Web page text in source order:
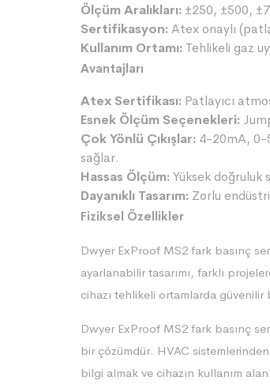
Ölçüm Aralıkları: ±250, ±500,
Sertifikasyon: Atex onaylı
Kullanım Ortamı: Tehlikeli gaz
Avantajları
Atex Sertifikası: Patlayıcı
Esnek Ölçüm Seçenekleri:
Çok Yönlü Çıkışlar: 4-20mA, 0-
sağlar.
Hassas Ölçüm: Yüksek
Dayanıklı Tasarım: Zorlu
Fiziksel Özellikler
Dwyer ExProof MS2 fark basınç
ayarlanabilir tasarımı, farklı
cihazı tehlikeli ortamlarda
Dwyer ExProof MS2 fark basınç
bir çözümdür. HVAC
bilgi almak ve cihazın kullanım